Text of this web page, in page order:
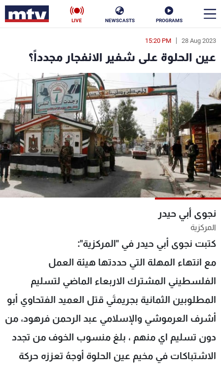
PROGRAMS
NEWSCASTS
LIVE
28 Aug 2023
15:20 PM
عين الحلوة على شفير الانفجار مجدداً؟
نجوى أبي حيدر
المركزية
كتبت نجوى أبي حيدر في "المركزية":
مع انتهاء المهلة التي حددتها هيئة العمل
الفلسطيني المشترك الاربعاء الماضي لتسليم
المطلوبين الثمانية بجريمتَي قتل العميد الفتحاوي أبو
أشرف العرموشي والإسلامي عبد الرحمن فرهود، من
دون تسليم اي منهم ، بلغ منسوب الخوف من تجدد
الاشتباكات في مخيم عين الحلوة أوجهُ تعززه حركة
en
الأخبار
سياسة ناس
إقتصاد فن
منوعات رياضة
كأس العالم
البرامج
جدول البرامج
شاهد البرامج
الترددات
عن MTV
لاعلاناتكم
وظائف
تواصل معنا
شروط الإسـتخدام
سياسة الخصوصية